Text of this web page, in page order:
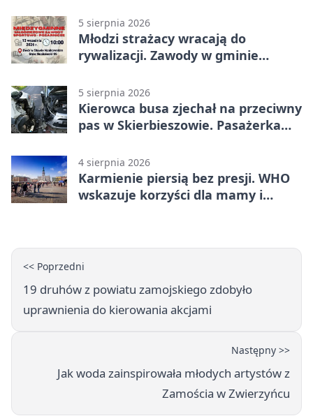
5 sierpnia 2026
Młodzi strażacy wracają do
rywalizacji. Zawody w gminie
5 sierpnia 2026
Kierowca busa zjechał na przeciwny
pas w Skierbieszowie. Pasażerka
4 sierpnia 2026
Karmienie piersią bez presji. WHO
wskazuje korzyści dla mamy i
<< Poprzedni
19 druhów z powiatu zamojskiego zdobyło
uprawnienia do kierowania akcjami
Następny >>
Jak woda zainspirowała młodych artystów z
Zamościa w Zwierzyńcu